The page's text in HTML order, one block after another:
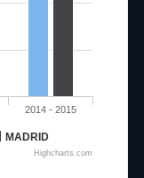
MADRID
2014 - 2015
Highcharts.com